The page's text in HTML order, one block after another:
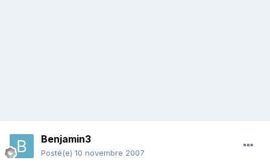
Benjamin3
Posté(e) 10 novembre 2007